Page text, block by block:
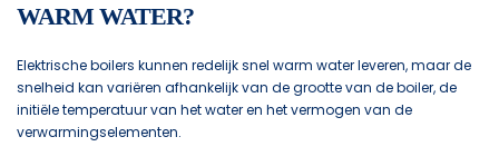
WARM WATER?
Elektrische boilers kunnen redelijk snel warm water leveren, maar de
snelheid kan variëren afhankelijk van de grootte van de boiler, de
initiële temperatuur van het water en het vermogen van de
verwarmingselementen.